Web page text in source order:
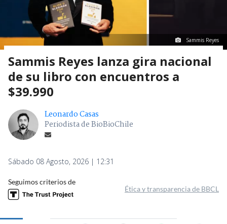
Sammis Reyes
Sammis Reyes lanza gira nacional
de su libro con encuentros a
$39.990
Leonardo Casas
Periodista de BioBioChile
Sábado 08 Agosto, 2026 | 12:31
Seguimos criterios de
Ética y transparencia de BBCL